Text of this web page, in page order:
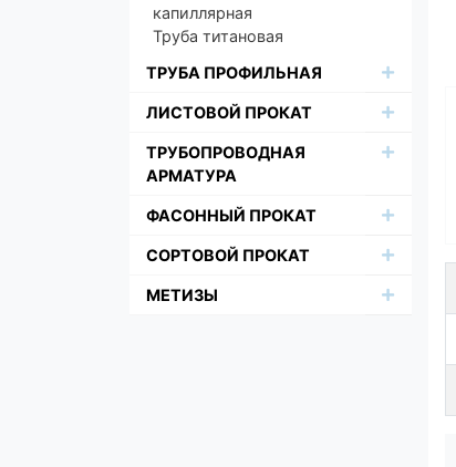
капиллярная
Труба титановая
ТРУБА ПРОФИЛЬНАЯ
ЛИСТОВОЙ ПРОКАТ
ТРУБОПРОВОДНАЯ
АРМАТУРА
ФАСОННЫЙ ПРОКАТ
СОРТОВОЙ ПРОКАТ
МЕТИЗЫ